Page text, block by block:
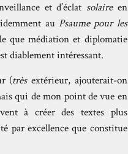
et d’éclat solaireen
au Psaume pour les
que médiation et diplomatie
diablement intéressant.
(trèsextérieur, ajouterait-on
qui de mon point de vue en
à créer des textes plus
par excellence que constitue